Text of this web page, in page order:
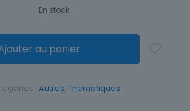
En stock
au panier
: Autres, Thematiques